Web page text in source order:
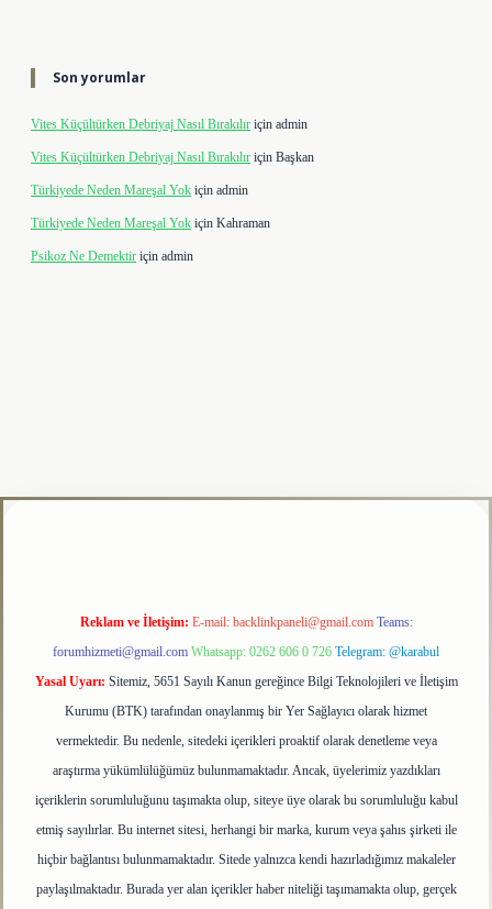
Son yorumlar
Vites Küçültürken Debriyaj Nasıl Bırakılır için admin
Vites Küçültürken Debriyaj Nasıl Bırakılır için Başkan
Türkiyede Neden Mareşal Yok için admin
Türkiyede Neden Mareşal Yok için Kahraman
Psikoz Ne Demektir için admin
Reklam ve İletişim: E-mail: backlinkpaneli@gmail.com Teams:
forumhizmeti@gmail.com Whatsapp: 0262 606 0 726 Telegram: @karabul
Yasal Uyarı: Sitemiz, 5651 Sayılı Kanun gereğince Bilgi Teknolojileri ve İletişim
Kurumu (BTK) tarafından onaylanmış bir Yer Sağlayıcı olarak hizmet
vermektedir. Bu nedenle, sitedeki içerikleri proaktif olarak denetleme veya
araştırma yükümlülüğümüz bulunmamaktadır. Ancak, üyelerimiz yazdıkları
içeriklerin sorumluluğunu taşımakta olup, siteye üye olarak bu sorumluluğu kabul
etmiş sayılırlar. Bu internet sitesi, herhangi bir marka, kurum veya şahıs şirketi ile
hiçbir bağlantısı bulunmamaktadır. Sitede yalnızca kendi hazırladığımız makaleler
paylaşılmaktadır. Burada yer alan içerikler haber niteliği taşımamakta olup, gerçek